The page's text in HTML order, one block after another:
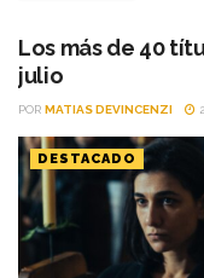
brillante sátira con
una original...
Los más de 40
julio
POR MATIAS DEVINCENZI
DESTACADO